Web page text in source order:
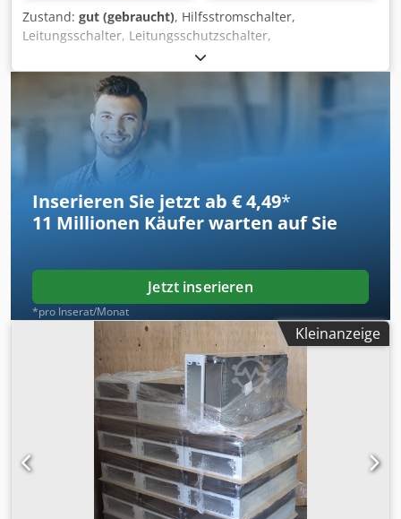
Zustand: gut (gebraucht), Hilfsstromschalter,
Leitungsschalter, Leitungsschutzschalter,
Lasttrennschalter, Lasttrenner, Leistungsschalter,
Leistungstrenner, Hilfsschalter, Hauptschalter,
Trennschalter, Sicherungslasttrenner -Hersteller: Eaton,
NH-Sicherungslasttrenner 20 A -Typ: TO-2-1 -Anzahl: 7x
Lasttrennschalter vorhanden -Preis: pro Stück -
Abmessungen: 65/65/H110 mm -Gewicht: 0,2 kg/St.
Dkodpfx Aqszrtd Djcjr
Inserieren Sie jetzt ab € 4,49*
11 Millionen Käufer warten auf Sie
Jetzt inserieren
*pro Inserat/Monat
Kleinanzeige